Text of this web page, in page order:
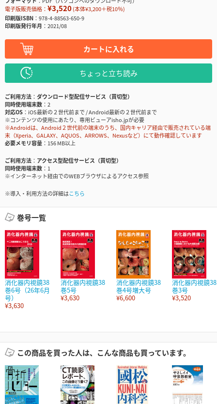
電子版販売価格： ¥3,520(本体¥3,200＋税10％)
印刷版ISBN
978-4-88563-650-9
印刷版発行年月
2021/08
カートに入れる
ちょっと立ち読み
ご利用方法
ダウンロード型配信サービス（買切型）
同時使用端末数
2
対応OS
iOS最新の２世代前まで / Android最新の２世代前まで
※コンテンツの使用にあたり、専用ビューアisho.jpが必要
※Androidは、Android２世代前の端末のうち、国内キャリア経由で販売されている端
末（Xperia、GALAXY、AQUOS、ARROWS、Nexusなど）にて動作確認しています
必要メモリ容量
156 MB以上
ご利用方法
アクセス型配信サービス（買切型）
同時使用端末数
1
※インターネット経由でのWEBブラウザによるアクセス参照
※導入・利用方法の詳細はこちら
巻号一覧
消化器内視鏡38
巻6号（26年6月
号）
¥3,630
消化器内視鏡38
巻5号
¥3,630
消化器内視鏡38
巻4号増大号
¥6,600
消化器内視鏡38
巻3号
¥3,520
この商品を買った人は、こんな商品も買っています。